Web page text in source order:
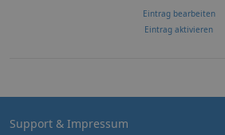
Eintrag bearbeiten
Eintrag aktivieren
Support & Impressum